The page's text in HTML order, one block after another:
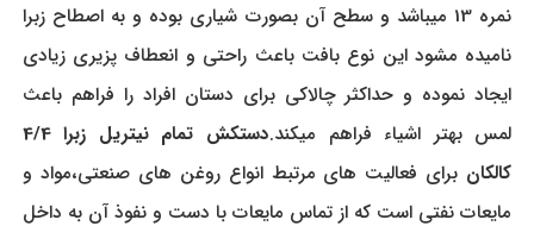
نمره 13 میباشد و سطح آن بصورت شیاری بوده و به اصطاح زبرا
نامیده مشود این نوع بافت باعث راحتی و انعطاف پزیری زیادی
ایجاد نموده و حداکثر چالاکی برای دستان افراد را فراهم باعث
لمس بهتر اشیاء فراهم میکند.
دستکش تمام نیتریل زبرا 4/4
کالکان برای فعالیت های مرتبط انواع روغن های صنعتی،مواد و
مایعات نفتی است که از تماس مایعات با دست و نفوذ آن به داخل